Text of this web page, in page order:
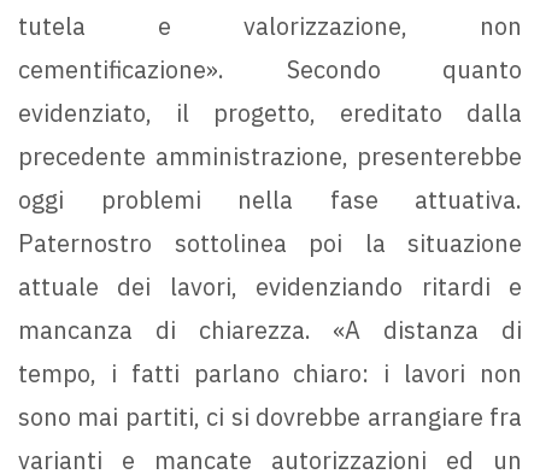
tutela e valorizzazione, non
cementificazione». Secondo quanto
evidenziato, il progetto, ereditato dalla
precedente amministrazione, presenterebbe
oggi problemi nella fase attuativa.
Paternostro sottolinea poi la situazione
attuale dei lavori, evidenziando ritardi e
mancanza di chiarezza. «A distanza di
tempo, i fatti parlano chiaro: i lavori non
sono mai partiti, ci si dovrebbe arrangiare fra
varianti e mancate autorizzazioni ed un